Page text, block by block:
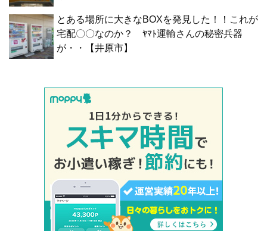
とある場所に大きなBOXを発見した！！これが
宅配〇〇なのか？ ﾔﾏﾄ運輸さんの秘密兵器
が・・【井原市】